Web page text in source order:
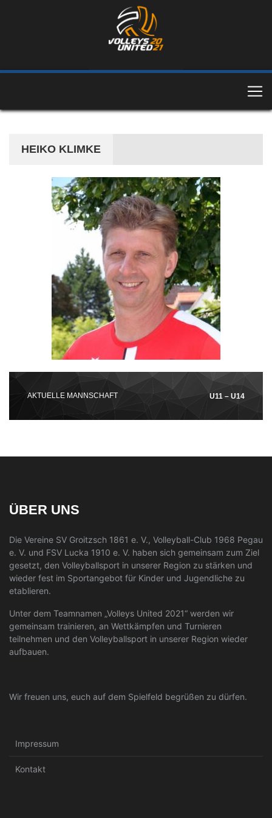
HEIKO KLIMKE
AKTUELLE MANNSCHAFT U11 – U14
ÜBER UNS
Die Vereine SV Groitzsch 1861 e. V., Volleyball-Club 1968 Pegau
e. V. und FSV Lucka 1910 e. V. haben sich gemeinsam zum Ziel
gesetzt, den Volleyballsport in unserer Region zu stärken und
wieder fest im Sportangebot für Kinder und Jugendliche zu
etablieren.
Unter dem Teamnamen „Volleys United 2021“ werden wir
gemeinsam trainieren, an Wettkämpfen und Turnieren
teilnehmen und den Volleyballsport in unserer Region wieder
aufbauen.
Wir freuen uns, euch auf dem Spielfeld begrüßen zu dürfen.
Impressum
Kontakt